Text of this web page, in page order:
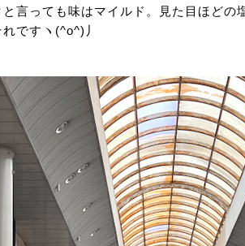
言っても味はマイルド。見た目ほどの
ですヽ(^o^)丿